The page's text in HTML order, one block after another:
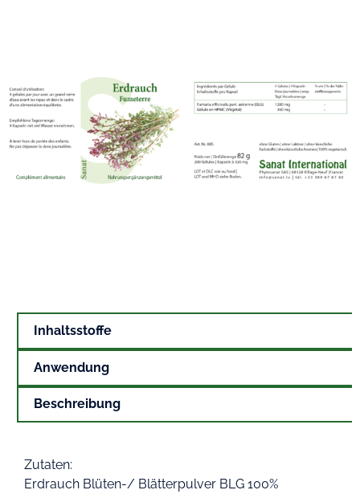
Inhaltsstoffe
Anwendung
Beschreibung
Zutaten:
Erdrauch Blüten-/ Blätterpulver BLG 100%